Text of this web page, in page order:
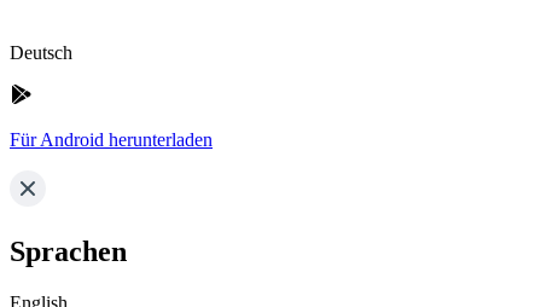
Deutsch
Für Android herunterladen
Sprachen
English